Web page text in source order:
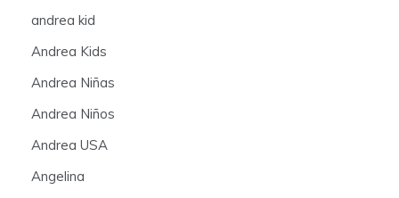
andrea kid
Andrea Kids
Andrea Niñas
Andrea Niños
Andrea USA
Angelina